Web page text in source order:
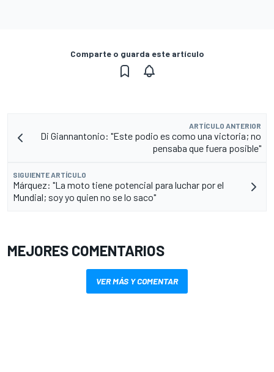
Comparte o guarda este artículo
ARTÍCULO ANTERIOR
Di Giannantonio: "Este podio es como una victoria; no
pensaba que fuera posible"
SIGUIENTE ARTÍCULO
Márquez: "La moto tiene potencial para luchar por el
Mundial; soy yo quien no se lo saco"
MEJORES COMENTARIOS
VER MÁS Y COMENTAR